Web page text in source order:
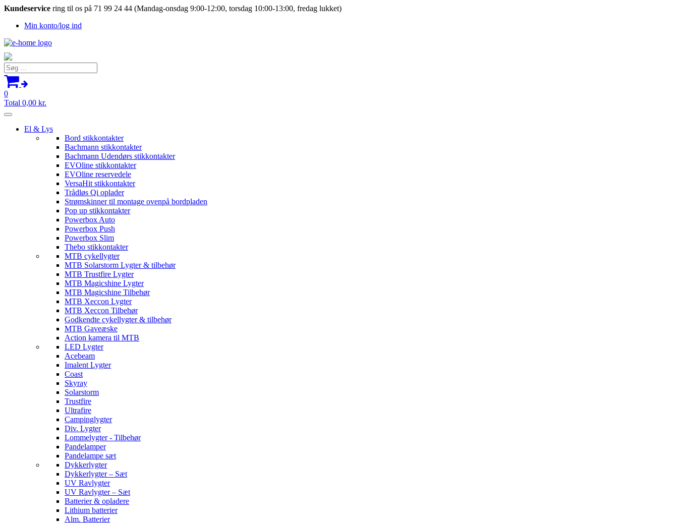
Kundeservice ring til os på 71 99 24 44 (Mandag-onsdag 9:00-12:00, torsdag 10:00-13:00, fredag lukket)
Min konto/log ind
Søg
efter:
0
Total 0,00 kr.
El & Lys
Bord stikkontakter
Bachmann stikkontakter
Bachmann Udendørs stikkontakter
EVOline stikkontakter
EVOline reservedele
VersaHit stikkontakter
Trådløs Qi oplader
Strømskinner til montage ovenpå bordpladen
Pop up stikkontakter
Powerbox Auto
Powerbox Push
Powerbox Slim
Thebo stikkontakter
MTB cykellygter
MTB Solarstorm Lygter & tilbehør
MTB Trustfire Lygter
MTB Magicshine Lygter
MTB Magicshine Tilbehør
MTB Xeccon Lygter
MTB Xeccon Tilbehør
Godkendte cykellygter & tilbehør
MTB Gaveæske
Action kamera til MTB
LED Lygter
Acebeam
Imalent Lygter
Coast
Skyray
Solarstorm
Trustfire
Ultrafire
Campinglygter
Div. Lygter
Lommelygter - Tilbehør
Pandelamper
Pandelampe sæt
Dykkerlygter
Dykkerlygter – Sæt
UV Ravlygter
UV Ravlygter – Sæt
Batterier & opladere
Lithium batterier
Alm. Batterier